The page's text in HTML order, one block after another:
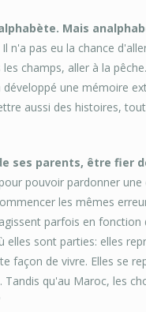
Mais
Il n'a pas eu la chance
champs, aller à la
une mémoire
aussi des histoires,
ses parents, être fier
pouvoir pardonner
les mêmes
parfois en fonction
elles sont parties: elles
façon de vivre. Elles se
Tandis qu'au Maroc, les